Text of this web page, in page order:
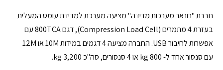
חברת "רונאר מערכות מדידה" מציעה מערכת למדידת עומס המעלית
בעזרת 4 מתמרים (Compression Load Cell), דגם 800TCA עם
אפשרות לחיבור USB. החברה מציעה 4 דגמים במידות 10M או 12M
עם סנסור אחד ל- 800 kg או 4 סנסורים, סה"כ 3,200 kg.